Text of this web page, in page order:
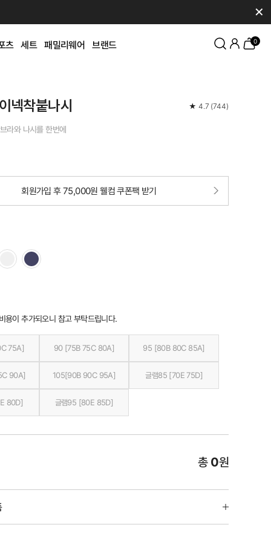
✕
츠 세트 패밀리웨어 브랜드 0
넥착붙나시 ★ 4.7 (744)
와 나시를 한번에
회원가입 후 75,000원 웰컴 쿠폰팩 받기
용이 추가되오니 참고 부탁드립니다.
75A] 90 [75B 75C 80A] 95 [80B 80C 85A]
90A] 105[90B 90C 95A] 글램85 [70E 75D]
80D] 글램95 [80E 85D]
총 0원